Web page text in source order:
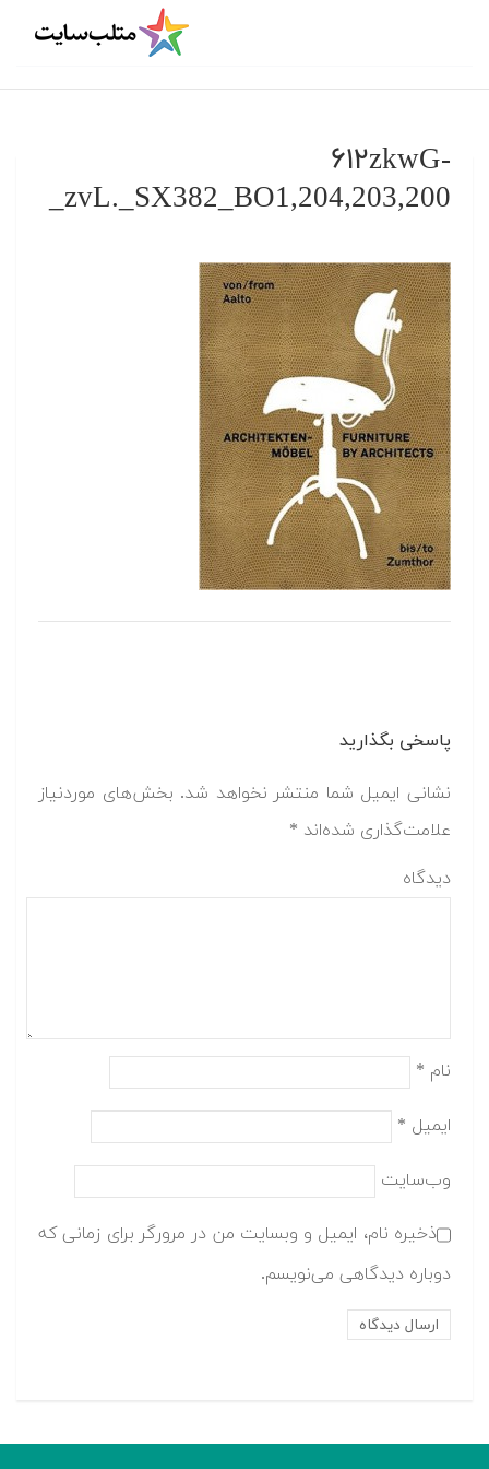
۶۱۲zkwG-
zvL._SX382_BO1,204,203,200_
پاسخی بگذارید
نشانی ایمیل شما منتشر نخواهد شد. بخش‌های موردنیاز
علامت‌گذاری شده‌اند *
دیدگاه
نام *
ایمیل *
وب‌سایت
ذخیره نام، ایمیل و وبسایت من در مرورگر برای زمانی که
دوباره دیدگاهی می‌نویسم.